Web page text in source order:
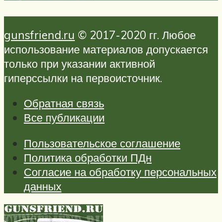
gunsfriend.ru © 2017-2020 гг. Любое
использование материалов допускается
только при указании активной
гиперссылки на первоисточник.
Обратная связь
Все публикации
Пользовательское соглашение
Политика обработки ПДн
Согласие на обработку персональных
данных